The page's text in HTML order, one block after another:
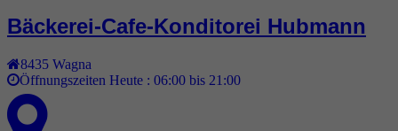
Bäckerei-Cafe-Konditorei Hubmann
8435 Wagna
Öffnungszeiten Heute : 06:00 bis 21:00